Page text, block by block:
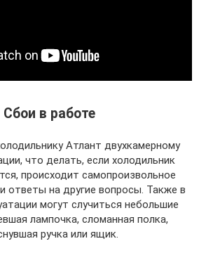
Сбои в работе
Атлант двухкамерному
что делать, если холодильник
происходит самопроизвольное
ответы на другие вопросы. Также в
могут случиться небольшие
лампочка, сломанная полка,
ручка или ящик.